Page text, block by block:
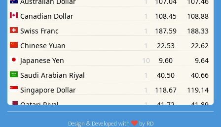
Design & Developed with byRD